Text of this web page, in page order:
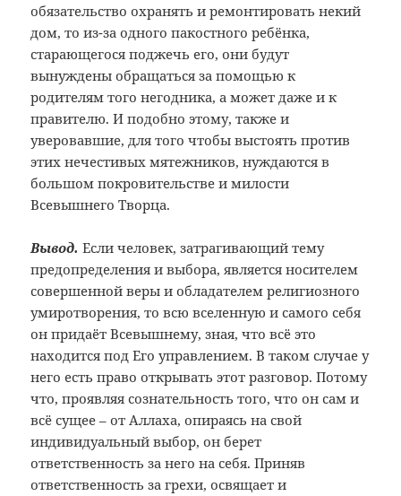
обязательство охранять и ремонтировать некий
дом, то из-за одного пакостного ребёнка,
старающегося поджечь его, они будут
вынуждены обращаться за помощью к
родителям того негодника, а может даже и к
правителю. И подобно этому, также и
уверовавшие, для того чтобы выстоять против
этих нечестивых мятежников, нуждаются в
большом покровительстве и милости
Всевышнего Творца.
Вывод. Если человек, затрагивающий тему
предопределения и выбора, является носителем
совершенной веры и обладателем религиозного
умиротворения, то всю вселенную и самого себя
он придаёт Всевышнему, зная, что всё это
находится под Его управлением. В таком случае у
него есть право открывать этот разговор. Потому
что, проявляя сознательность того, что он сам и
всё сущее – от Аллаха, опираясь на свой
индивидуальный выбор, он берет
ответственность за него на себя. Приняв
ответственность за грехи, освящает и